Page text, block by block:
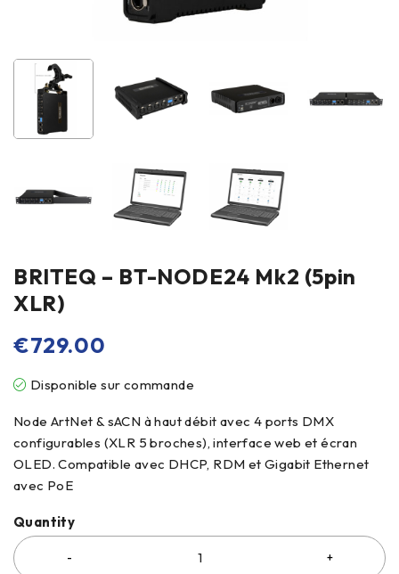
BRITEQ – BT-NODE24 Mk2 (5pin
XLR)
€729.00
Disponible sur commande
Node ArtNet & sACN à haut débit avec 4 ports DMX
configurables (XLR 5 broches), interface web et écran
OLED. Compatible avec DHCP, RDM et Gigabit Ethernet
avec PoE
Quantity